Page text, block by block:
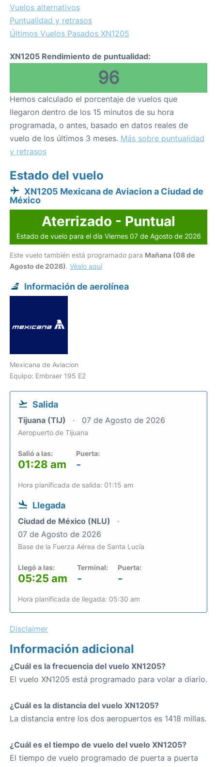
Vuelos alternativos
Puntualidad y retrasos
Últimos Vuelos Pasados XN1205
XN1205 Rendimiento de puntualidad:
96
Hemos calculado el porcentaje de vuelos que
llegaron dentro de los 15 minutos de su hora
programada, o antes, basado en datos reales de
vuelo de los últimos 3 meses. Más sobre puntualidad
y retrasos
Estado del vuelo
XN1205 Mexicana de Aviacion a Ciudad de
México
Aterrizado - Puntual
Estado de vuelo para el día Viernes 07 de Agosto de 2026
Este vuelo también está programado para Mañana (08 de
Agosto de 2026). Véalo aquí
Información de aerolínea
Mexicana de Aviacion
Equipo: Embraer 195 E2
Salida
Tijuana (TIJ) 07 de Agosto de 2026
Aeropuerto de Tijuana
Salió a las:
01:28 am
Puerta:
-
Hora planificada de salida: 01:15 am
Llegada
Ciudad de México (NLU)
07 de Agosto de 2026
Base de la Fuerza Aérea de Santa Lucía
Llegó a las:
05:25 am
Terminal:
-
Puerta:
-
Hora planificada de llegada: 05:30 am
Disclaimer
Información adicional
¿Cuál es la frecuencia del vuelo XN1205?
El vuelo XN1205 está programado para volar a diario.
¿Cuál es la distancia del vuelo XN1205?
La distancia entre los dos aeropuertos es 1418 millas.
¿Cuál es el tiempo de vuelo del vuelo XN1205?
El tiempo de vuelo programado de puerta a puerta